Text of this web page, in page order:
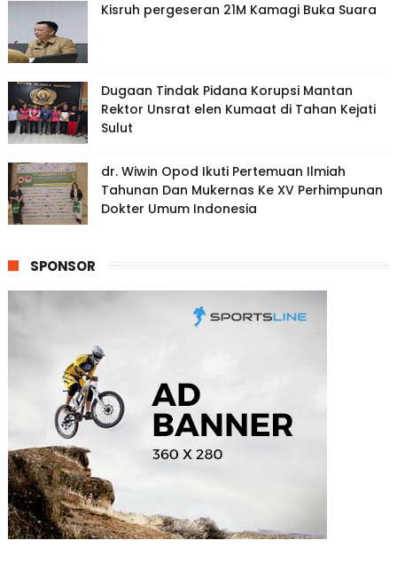
Kisruh pergeseran 21M Kamagi Buka Suara
Dugaan Tindak Pidana Korupsi Mantan
Rektor Unsrat elen Kumaat di Tahan Kejati
Sulut
dr. Wiwin Opod Ikuti Pertemuan Ilmiah
Tahunan Dan Mukernas Ke XV Perhimpunan
Dokter Umum Indonesia
SPONSOR